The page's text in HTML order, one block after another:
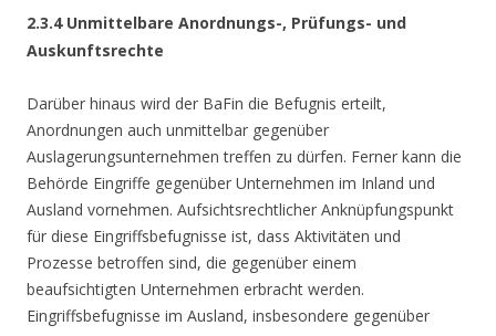
2.3.4 Unmittelbare Anordnungs-, Prüfungs- und
Auskunftsrechte
Darüber hinaus wird der BaFin die Befugnis erteilt,
Anordnungen auch unmittelbar gegenüber
Auslagerungsunternehmen treffen zu dürfen. Ferner kann die
Behörde Eingriffe gegenüber Unternehmen im Inland und
Ausland vornehmen. Aufsichtsrechtlicher Anknüpfungspunkt
für diese Eingriffsbefugnisse ist, dass Aktivitäten und
Prozesse betroffen sind, die gegenüber einem
beaufsichtigten Unternehmen erbracht werden.
Eingriffsbefugnisse im Ausland, insbesondere gegenüber